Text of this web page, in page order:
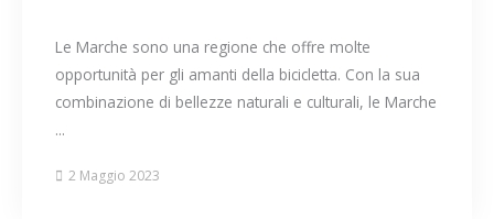
Le Marche sono una regione che offre molte
opportunità per gli amanti della bicicletta. Con la sua
combinazione di bellezze naturali e culturali, le Marche
...
2 Maggio 2023